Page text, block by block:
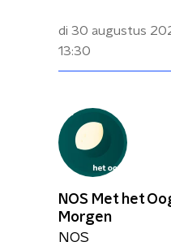
di 30 augustus
13:30
NOS Met het
Morgen
NOS